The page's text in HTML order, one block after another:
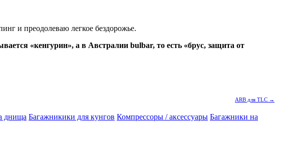
и преодолеваю легкое бездорожье.
«кенгурин», а в Австралии bulbar, то есть «брус, защита от
ARB для TLC →
днища Багажникики для кунгов Компрессоры / аксессуары Багажники на